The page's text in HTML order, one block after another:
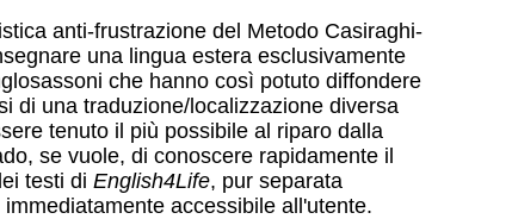
anti-frustrazione del Metodo Casiraghi-
una lingua estera esclusivamente
che hanno così potuto diffondere
di una traduzione/localizzazione diversa
tenuto il più possibile al riparo dalla
se vuole, di conoscere rapidamente il
testi di English4Life, pur separata
accessibile all'utente.